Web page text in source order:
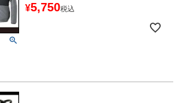
¥5,750税込